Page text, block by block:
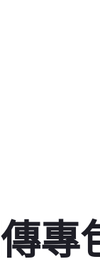
專